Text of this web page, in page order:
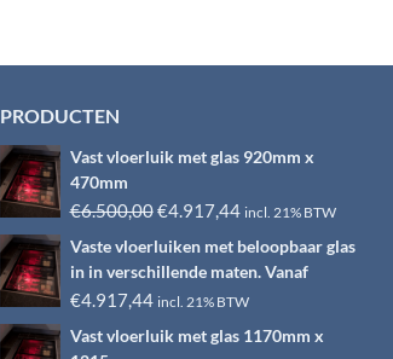
PRODUCTEN
Vast vloerluik met glas 920mm x
470mm
€6.500,00Oorspronkelijke
prijs
was:
€6.500,00.
€4.917,44Huidige
prijs
is:
€4.917,44.
incl. 21% BTW
Vaste vloerluiken met beloopbaar glas
in in verschillende maten. Vanaf
€4.917,44 incl. 21% BTW
Vast vloerluik met glas 1170mm x